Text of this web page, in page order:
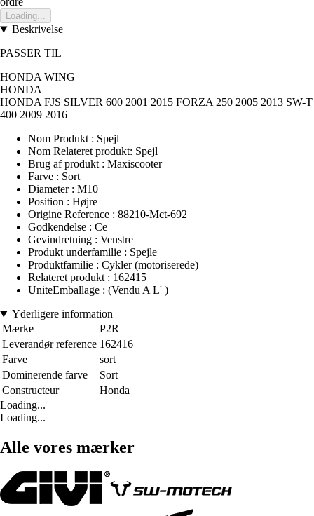
Loading...
Beskrivelse
PASSER TIL
HONDA WING
HONDA
HONDA FJS SILVER 600 2001 2015 FORZA 250 2005 2013 SW-T
400 2009 2016
Nom Produkt : Spejl
Nom Relateret produkt: Spejl
Brug af produkt : Maxiscooter
Farve : Sort
Diameter : M10
Position : Højre
Origine Reference : 88210-Mct-692
Godkendelse : Ce
Gevindretning : Venstre
Produkt underfamilie : Spejle
Produktfamilie : Cykler (motoriserede)
Relateret produkt : 162415
UniteEmballage : (Vendu A L' )
Yderligere information
Mærke
P2R
Leverandør reference 162416
Farve
sort
Dominerende farve
Sort
Constructeur
Honda
Loading...
Loading...
Alle vores mærker